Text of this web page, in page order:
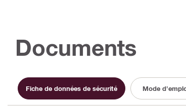
Documents
Fiche de données de sécurité Mode